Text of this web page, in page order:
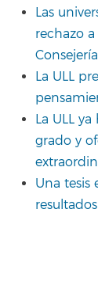
Las
rechazo
La ULL
La ULL
grado y
Una tesis